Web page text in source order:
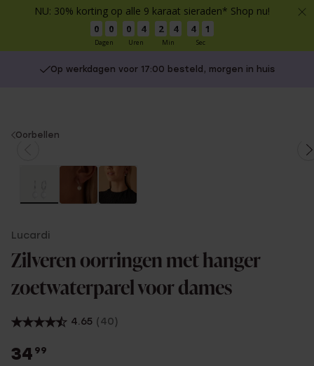
NU: 30% korting op alle 9 karaat sieraden* Shop nu!
0 0
Dagen
0 4
Uren
2 4
Min
4 0
Sec
Op werkdagen voor 17:00 besteld, morgen in huis
You
Oorbellen
Lucardi
Zilveren oorringen met hanger
zoetwaterparel voor dames
4.65 (40)
34 99